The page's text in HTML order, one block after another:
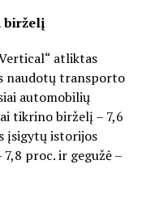
birželį
atliktas
naudotų transporto
automobilių
tikrino birželį – 7,6
įsigytų istorijos
proc. ir gegužė –